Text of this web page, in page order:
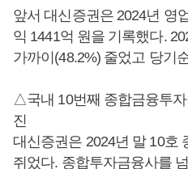
앞서 대신증권은 2024년 영
익 1441억 원을 기록했다.
가까이(48.2%) 줄었고 당기
△국내 10번째 종합금융투
진
대신증권은 2024년 말 10호
쥐었다. 종합투자금융사를